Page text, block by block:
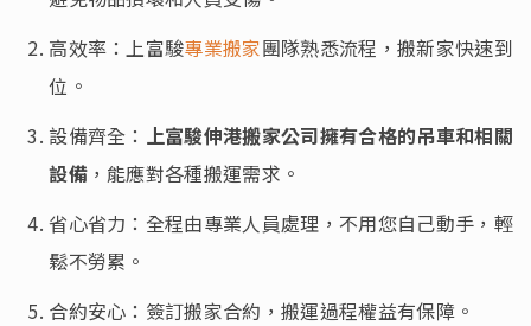
高效率：上富駿專業搬家團隊熟悉流程，搬新家快速到
位。
設備齊全： 上富駿伸港搬家公司擁有合格的吊車和相關
設備，能應對各種搬運需求。
省心省力：全程由專業人員處理，不用您自己動手，輕
鬆不勞累。
合約安心：簽訂搬家合約，搬運過程權益有保障。